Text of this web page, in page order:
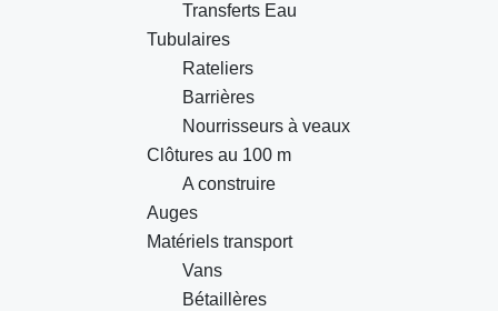
Transferts Eau
Tubulaires
Rateliers
Barrières
Nourrisseurs à veaux
Clôtures au 100 m
A construire
Auges
Matériels transport
Vans
Bétaillères